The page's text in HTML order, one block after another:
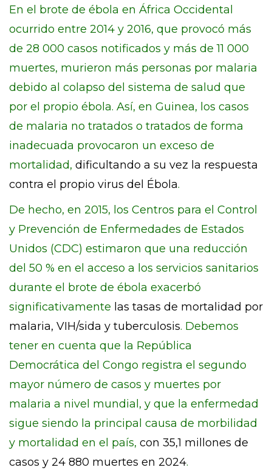
En el brote de ébola en África Occidental
ocurrido entre 2014 y 2016, que provocó más
de 28 000 casos notificados y más de 11 000
muertes, murieron más personas por malaria
debido al colapso del sistema de salud que
por el propio ébola. Así, en Guinea, los casos
de malaria no tratados o tratados de forma
inadecuada provocaron un exceso de
mortalidad, dificultando a su vez la respuesta
contra el propio virus del Ébola.
De hecho, en 2015, los Centros para el Control
y Prevención de Enfermedades de Estados
Unidos (CDC) estimaron que una reducción
del 50 % en el acceso a los servicios sanitarios
durante el brote de ébola exacerbó
significativamente las tasas de mortalidad por
malaria, VIH/sida y tuberculosis. Debemos
tener en cuenta que la República
Democrática del Congo registra el segundo
mayor número de casos y muertes por
malaria a nivel mundial, y que la enfermedad
sigue siendo la principal causa de morbilidad
y mortalidad en el país, con 35,1 millones de
casos y 24 880 muertes en 2024.